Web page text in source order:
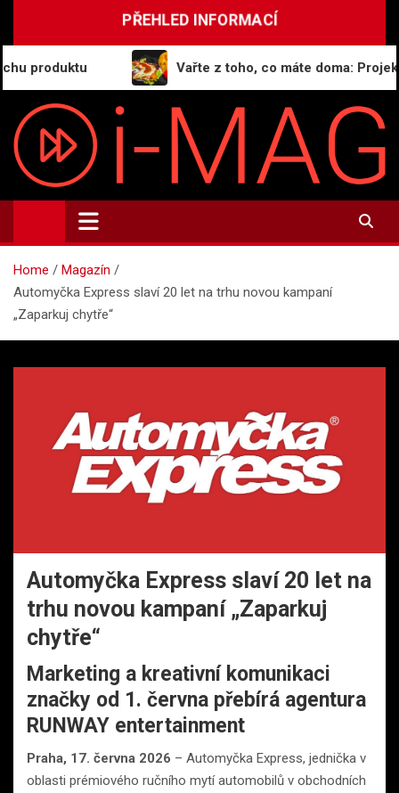
PŘEHLED INFORMACÍ
Vařte z toho, co máte doma: Projekt
i-MAG.CZ
Informační magazín | Public Relations
Home
Magazín
Automyčka Express slaví 20 let na trhu novou kampaní
„Zaparkuj chytře“
Automyčka Express slaví 20 let na
trhu novou kampaní „Zaparkuj
chytře“
Marketing a kreativní komunikaci
značky od 1. června přebírá agentura
RUNWAY entertainment
Praha, 17. června 2026 – Automyčka Express, jednička v
oblasti prémiového ručního mytí automobilů v obchodních